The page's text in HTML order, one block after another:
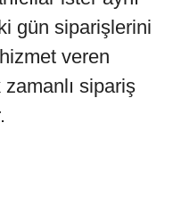
gün siparişlerini
veren
sipariş